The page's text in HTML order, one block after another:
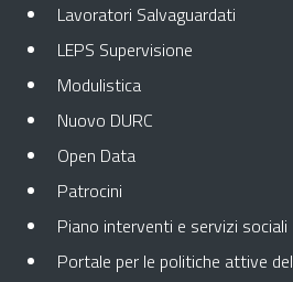
Lavoratori Salvaguardati
LEPS Supervisione
Modulistica
Nuovo DURC
Open Data
Patrocini
Piano interventi e servizi sociali
Portale per le politiche attive del